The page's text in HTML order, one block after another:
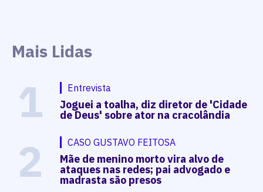
Mais Lidas
1 Entrevista
Joguei a toalha, diz diretor de 'Cidade
de Deus' sobre ator na cracolândia
2 CASO GUSTAVO FEITOSA
Mãe de menino morto vira alvo de
ataques nas redes; pai advogado e
madrasta são presos